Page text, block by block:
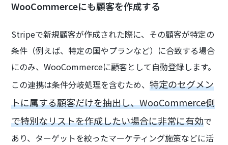
WooCommerceにも顧客を作成する
Stripeで新規顧客が作成された際に、その顧客が特定の
条件（例えば、特定の国やプランなど）に合致する場合
にのみ、WooCommerceに顧客として自動登録します。
この連携は条件分岐処理を含むため、特定のセグメン
トに属する顧客だけを抽出し、WooCommerce側
で特別なリストを作成したい場合に非常に有効で
あり、ターゲットを絞ったマーケティング施策などに活